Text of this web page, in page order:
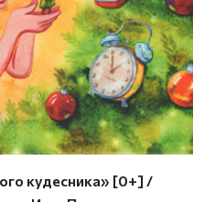
кудесника» [0+] /